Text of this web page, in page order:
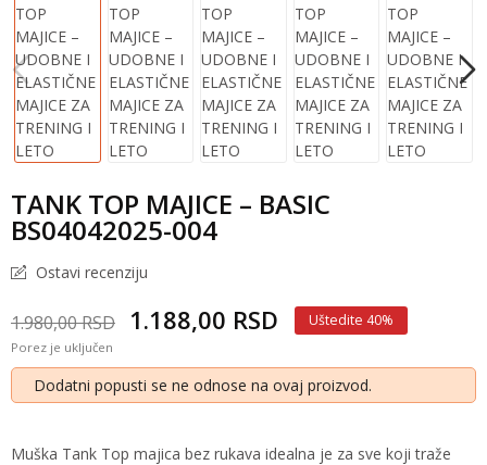
TANK TOP MAJICE – BASIC
BS04042025-004
Ostavi recenziju
1.980,00 RSD 1.188,00 RSD Uštedite 40%
Porez je uključen
Dodatni popusti se ne odnose na ovaj proizvod.
Muška Tank Top majica bez rukava idealna je za sve koji traže